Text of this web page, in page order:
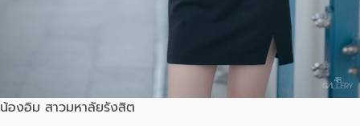
น้องอิม สาวมหาลัยรังสิต